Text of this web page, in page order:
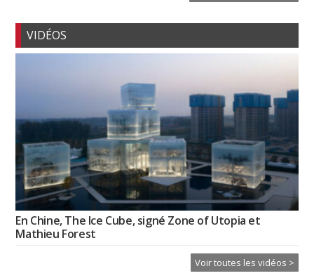
VIDÉOS
En Chine, The Ice Cube, signé Zone of Utopia et
Mathieu Forest
Voir toutes les vidéos >